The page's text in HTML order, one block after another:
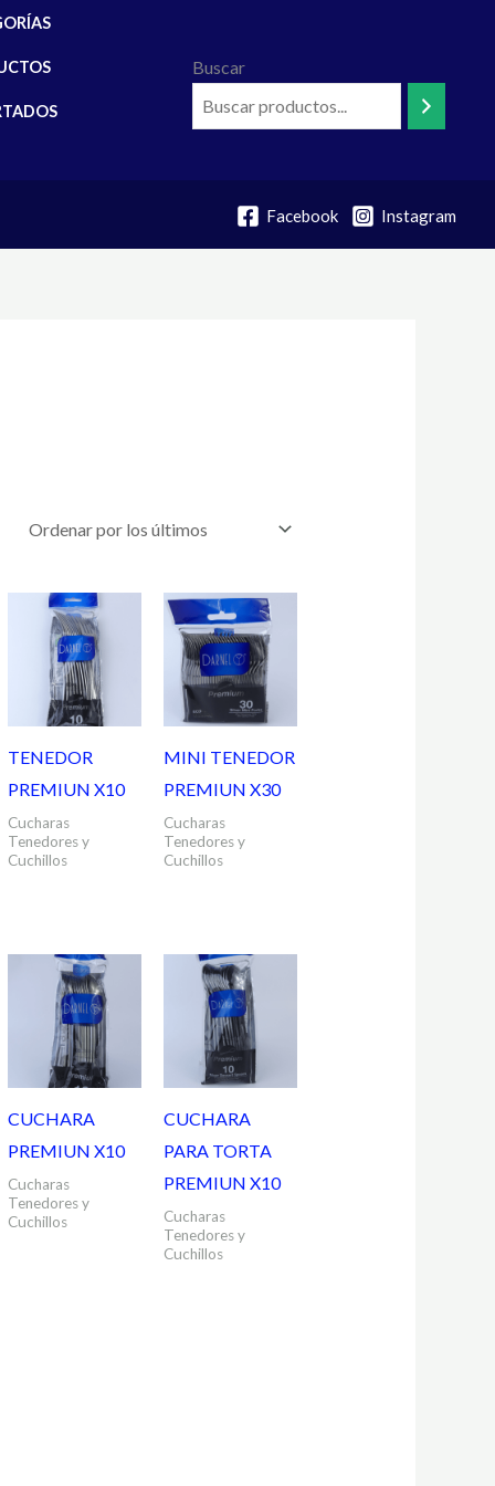
Buscar
Facebook Instagram
TENEDOR
PREMIUN X10
Cucharas
Tenedores y
Cuchillos
MINI TENEDOR
PREMIUN X30
Cucharas
Tenedores y
Cuchillos
CUCHARA
PREMIUN X10
Cucharas
Tenedores y
Cuchillos
CUCHARA
PARA TORTA
PREMIUN X10
Cucharas
Tenedores y
Cuchillos